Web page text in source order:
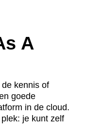
A
kennis of
goede
in de cloud.
je kunt zelf